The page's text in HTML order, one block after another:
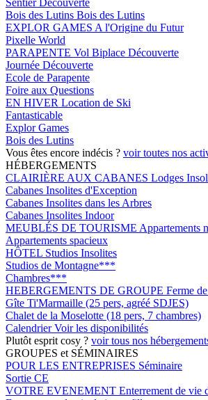
Sentier Découverte
Bois des Lutins Bois des Lutins
EXPLOR GAMES A l'Origine du Futur
Pixelle World
PARAPENTE Vol Biplace Découverte
Journée Découverte
Ecole de Parapente
Foire aux Questions
EN HIVER Location de Ski
Fantasticable
Explor Games
Bois des Lutins
Vous êtes encore indécis ? voir toutes nos
HÉBERGEMENTS
CLAIRIÈRE AUX CABANES Lodges
Cabanes Insolites d'Exception
Cabanes Insolites dans les Arbres
Cabanes Insolites Indoor
MEUBLÉS DE TOURISME Appartements
Appartements spacieux
HÔTEL Studios Insolites
Studios de Montagne***
Chambres***
HEBERGEMENTS DE GROUPE Ferme
Gîte Ti'Marmaille (25 pers, agréé SDJES)
Chalet de la Moselotte (18 pers, 7 chambres)
CalendrierVoir les disponibilités
Plutôt esprit cosy ? voir tous nos
GROUPES et SÉMINAIRES
POUR LES ENTREPRISES Séminaire
Sortie CE
VOTRE EVENEMENT Enterrement de vie